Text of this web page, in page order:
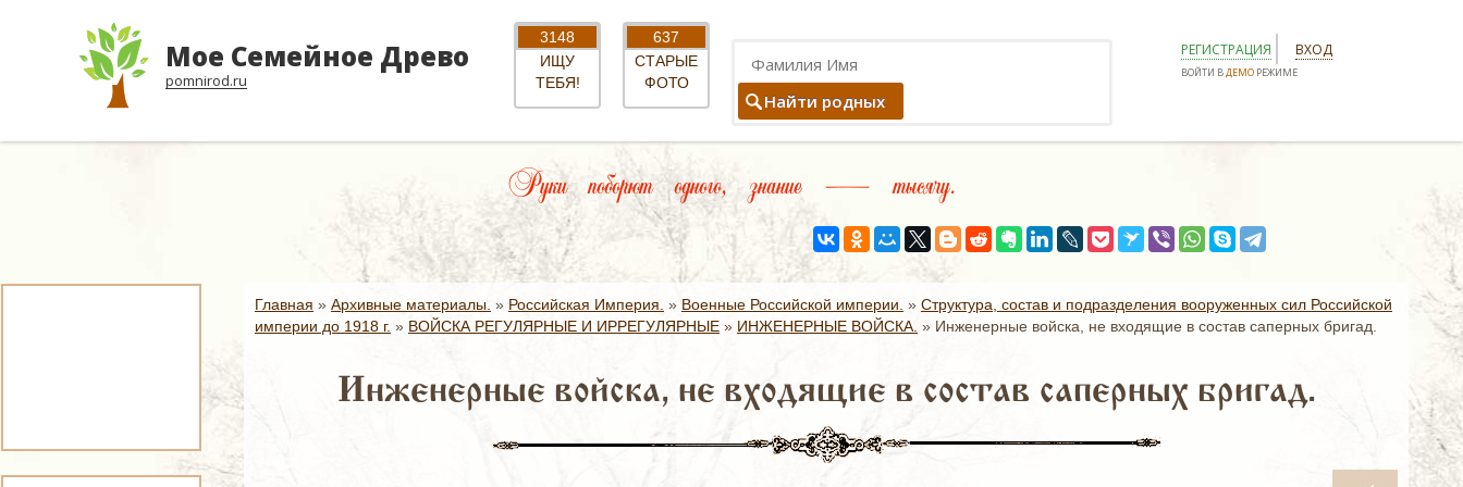
Мое Семейное Древо
pomnirod.ru
3148
ИЩУ
ТЕБЯ!
637
СТАРЫЕ
ФОТО
Найти родных
РЕГИСТРАЦИЯ ВХОД
ВОЙТИ ВДЕМО РЕЖИМЕ
Руки поборют одного, знание — тысячу.
Главная » Архивные материалы. » Российская Империя. » Военные Российской империи. » Структура, состав и подразделения вооруженных сил Российской
империи до 1918 г. » ВОЙСКА РЕГУЛЯРНЫЕ И ИРРЕГУЛЯРНЫЕ » ИНЖЕНЕРНЫЕ ВОЙСКА. » Инженерные войска, не входящие в состав саперных бригад.
Инженерные войска, не входящие в состав саперных бригад.